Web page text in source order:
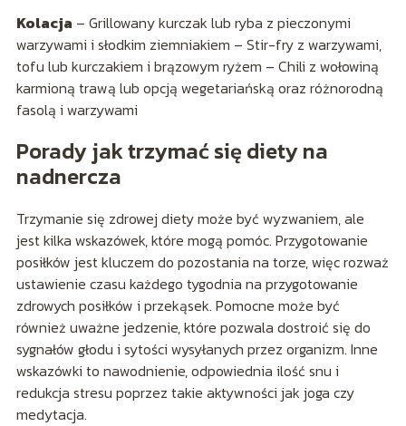
Kolacja – Grillowany kurczak lub ryba z pieczonymi
warzywami i słodkim ziemniakiem – Stir-fry z warzywami,
tofu lub kurczakiem i brązowym ryżem – Chili z wołowiną
karmioną trawą lub opcją wegetariańską oraz różnorodną
fasolą i warzywami
Porady jak trzymać się diety na
nadnercza
Trzymanie się zdrowej diety może być wyzwaniem, ale
jest kilka wskazówek, które mogą pomóc. Przygotowanie
posiłków jest kluczem do pozostania na torze, więc rozważ
ustawienie czasu każdego tygodnia na przygotowanie
zdrowych posiłków i przekąsek. Pomocne może być
również uważne jedzenie, które pozwala dostroić się do
sygnałów głodu i sytości wysyłanych przez organizm. Inne
wskazówki to nawodnienie, odpowiednia ilość snu i
redukcja stresu poprzez takie aktywności jak joga czy
medytacja.